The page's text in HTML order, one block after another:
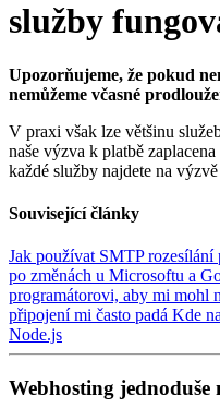
služby
Upozorňujeme, že pokud
nemůžeme včasné
V praxi však lze většinu
naše výzva k platbě
každé služby najdete na
Související články
Jak používat SMTP rozesílání
po změnách u Microsoftu a
programátorovi, aby mi mohl
připojení mi často padá Kde
Node.js
Webhosting